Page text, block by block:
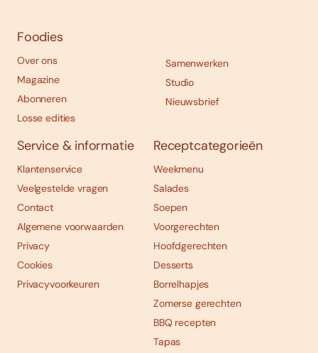
Foodies
Over ons
Magazine
Abonneren
Losse edities
Samenwerken
Studio
Nieuwsbrief
Service & informatie
Klantenservice
Veelgestelde vragen
Contact
Algemene voorwaarden
Privacy
Cookies
Privacyvoorkeuren
Receptcategorieën
Weekmenu
Salades
Soepen
Voorgerechten
Hoofdgerechten
Desserts
Borrelhapjes
Zomerse gerechten
BBQ recepten
Tapas